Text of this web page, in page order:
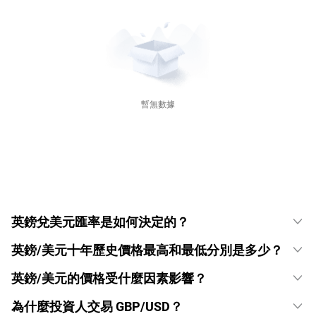
暫無數據
英鎊兌美元匯率是如何決定的？
英鎊/美元十年歷史價格最高和最低分別是多少？
英鎊/美元的價格受什麼因素影響？
為什麼投資人交易 GBP/USD？